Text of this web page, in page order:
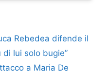
Rebedea difende il
di lui solo bugie”
a Maria De